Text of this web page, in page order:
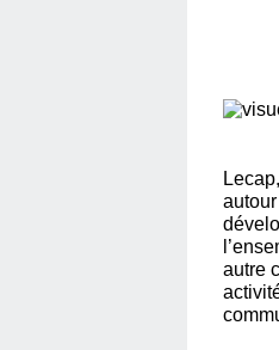
autre